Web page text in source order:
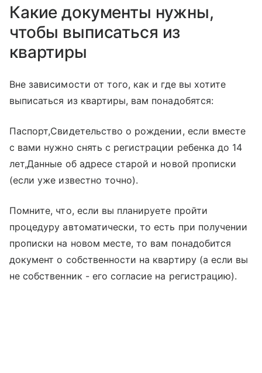
Какие документы нужны,
чтобы выписаться из
квартиры
Вне зависимости от того, как и где вы хотите
выписаться из квартиры, вам понадобятся:
Паспорт,Свидетельство о рождении, если вместе
с вами нужно снять с регистрации ребенка до 14
лет,Данные об адресе старой и новой прописки
(если уже известно точно).
Помните, что, если вы планируете пройти
процедуру автоматически, то есть при получении
прописки на новом месте, то вам понадобится
документ о собственности на квартиру (а если вы
не собственник - его согласие на регистрацию).